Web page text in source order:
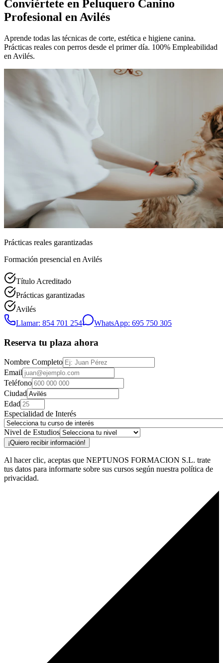
Conviértete en Peluquero Canino
Profesional en Avilés
Aprende todas las técnicas de corte, estética e higiene canina.
Prácticas reales con perros desde el primer día. 100% Empleabilidad
en Avilés.
Prácticas reales garantizadas
Formación presencial en Avilés
Título Acreditado
Prácticas garantizadas
Avilés
Llamar: 854 701 254
WhatsApp: 695 750 305
Reserva tu plaza ahora
Nombre Completo
Email
Teléfono
Ciudad
Edad
Especialidad de Interés
Nivel de Estudios
¡Quiero recibir información!
Al hacer clic, aceptas que NEPTUNOS FORMACION S.L. trate
tus datos para informarte sobre sus cursos según nuestra política de
privacidad.